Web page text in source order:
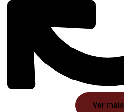
Ver mais